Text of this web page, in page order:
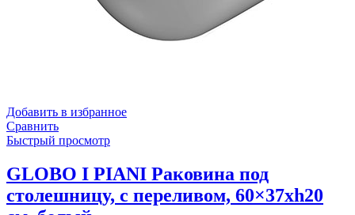
Добавить в избранное
Сравнить
Быстрый просмотр
GLOBO I PIANI Раковина под
столешницу, с переливом, 60×37хh20